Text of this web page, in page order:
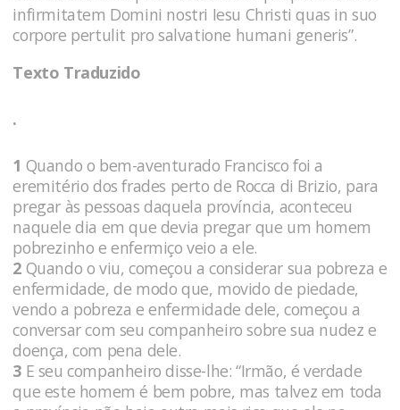
infirmitatem Domini nostri Iesu Christi quas in suo
corpore pertulit pro salvatione humani generis”.
Texto Traduzido
.
1 Quando o bem-aventurado Francisco foi a
eremitério dos frades perto de Rocca di Brizio, para
pregar às pessoas daquela província, aconteceu
naquele dia em que devia pregar que um homem
pobrezinho e enfermiço veio a ele.
2 Quando o viu, começou a considerar sua pobreza e
enfermidade, de modo que, movido de piedade,
vendo a pobreza e enfermidade dele, começou a
conversar com seu companheiro sobre sua nudez e
doença, com pena dele.
3 E seu companheiro disse-lhe: “Irmão, é verdade
que este homem é bem pobre, mas talvez em toda